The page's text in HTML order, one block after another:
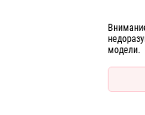
модели.